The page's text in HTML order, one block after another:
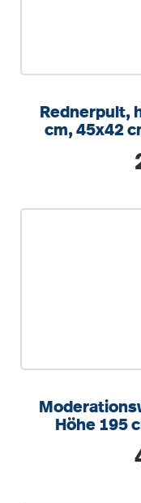
Rednerpult,
cm, 45x42
Höhe 195